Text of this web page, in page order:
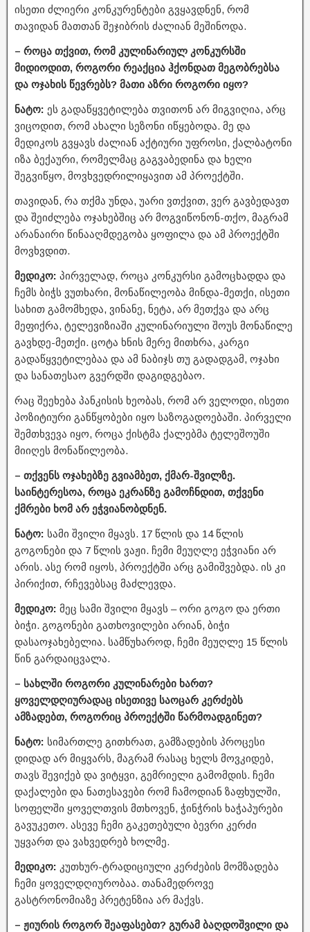
ისეთი ძლიერი კონკურენტები გვყავდნენ, რომ
თავიდან მათთან შეჯიბრის ძალიან მეშინოდა.
– როცა თქვით, რომ კულინარიულ კონკურსში
მიდიოდით, როგორი რეაქცია ჰქონდათ მეგობრებსა
და ოჯახის წევრებს? მათი აზრი როგორი იყო?
ნატო: ეს გადაწყვეტილება თვითონ არ მიგვიღია, არც
ვიცოდით, რომ ახალი სეზონი იწყებოდა. მე და
მედიკოს გვყავს ძალიან აქტიური უფროსი, ქალბატონი
იზა ბექაური, რომელმაც გაგვაბედინა და ხელი
შეგვიწყო, მოვხვედრილიყავით ამ პროექტში.
თავიდან, რა თქმა უნდა, უარი ვთქვით, ვერ გავბედავთ
და შეიძლება ოჯახებშიც არ მოგვიწონონ-თქო, მაგრამ
არანაირი წინააღმდეგობა ყოფილა და ამ პროექტში
მოვხვდით.
მედიკო: პირველად, როცა კონკურსი გამოცხადდა და
ჩემს ბიჭს ვუთხარი, მონაწილეობა მინდა-მეთქი, ისეთი
სახით გამომხედა, ვინანე, ნეტა, არ მეთქვა და არც
მეფიქრა, ტელევიზიაში კულინარიული შოუს მონაწილე
გავხდე-მეთქი. ცოტა ხნის მერე მითხრა, კარგი
გადაწყვეტილებაა და ამ ნაბიჯს თუ გადადგამ, ოჯახი
და სანათესაო გვერდში დაგიდგებაო.
რაც შეეხება პანკისის ხეობას, რომ არ ველოდი, ისეთი
პოზიტიური განწყობები იყო საზოგადოებაში. პირველი
შემთხვევა იყო, როცა ქისტმა ქალებმა ტელეშოუში
მიიღეს მონაწილეობა.
– თქვენს ოჯახებზე გვიამბეთ, ქმარ-შვილზე.
საინტერესოა, როცა ეკრანზე გამოჩნდით, თქვენი
ქმრები ხომ არ ეჭვიანობდნენ.
ნატო: სამი შვილი მყავს. 17 წლის და 14 წლის
გოგონები და 7 წლის ვაჟი. ჩემი მეუღლე ეჭვიანი არ
არის. ასე რომ იყოს, პროექტში არც გამიშვებდა. ის კი
პირიქით, რჩევებსაც მაძლევდა.
მედიკო: მეც სამი შვილი მყავს – ორი გოგო და ერთი
ბიჭი. გოგონები გათხოვილები არიან, ბიჭი
დასაოჯახებელია. სამწუხაროდ, ჩემი მეუღლე 15 წლის
წინ გარდაიცვალა.
– სახლში როგორი კულინარები ხართ?
ყოველდღიურადაც ისეთივე საოცარ კერძებს
ამზადებთ, როგორიც პროექტში წარმოადგინეთ?
ნატო: სიმართლე გითხრათ, გამზადების პროცესი
დიდად არ მიყვარს, მაგრამ რასაც ხელს მოვკიდებ,
თავს შევიქებ და ვიტყვი, გემრიელი გამომდის. ჩემი
დაქალები და ნათესავები რომ ჩამოდიან ზაფხულში,
სოფელში ყოველთვის მთხოვენ, ჭინჭრის ხაჭაპურები
გავუკეთო. ასევე ჩემი გაკეთებული ბევრი კერძი
უყვართ და ვახვედრებ ხოლმე.
მედიკო: კუთხურ-ტრადიციული კერძების მომზადება
ჩემი ყოველდღიურობაა. თანამედროვე
გასტრონომიაზე პრეტენზია არ მაქვს.
– ჟიურის როგორ შეაფასებთ? გურამ ბაღდოშვილი და